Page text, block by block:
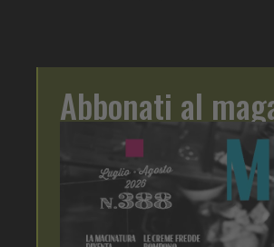
Abbonati al